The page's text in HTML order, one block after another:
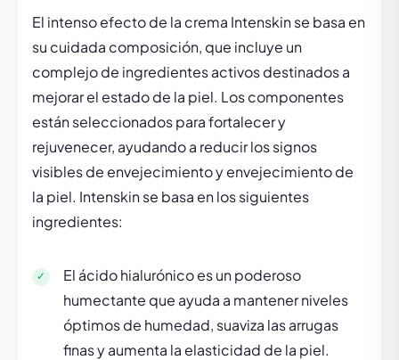
El intenso efecto de la crema Intenskin se basa en
su cuidada composición, que incluye un
complejo de ingredientes activos destinados a
mejorar el estado de la piel. Los componentes
están seleccionados para fortalecer y
rejuvenecer, ayudando a reducir los signos
visibles de envejecimiento y envejecimiento de
la piel. Intenskin se basa en los siguientes
ingredientes:
El ácido hialurónico es un poderoso
humectante que ayuda a mantener niveles
óptimos de humedad, suaviza las arrugas
finas y aumenta la elasticidad de la piel.